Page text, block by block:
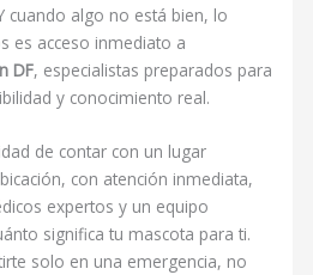
cuando algo no está bien, lo
es acceso inmediato a
DF, especialistas preparados para
y conocimiento real.
de contar con un lugar
con atención inmediata,
expertos y un equipo
significa tu mascota para ti.
solo en una emergencia, no